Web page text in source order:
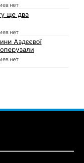
нет
ще два
нет
Авдєєвої
нет